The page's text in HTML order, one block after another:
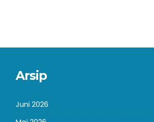
Arsip
Juni 2026